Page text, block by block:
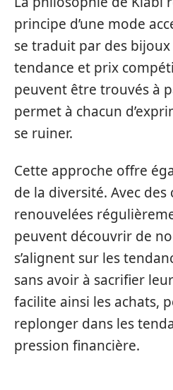
principe d’une mode
se traduit par des
tendance et prix
peuvent être trouvés à
permet à chacun
se ruiner.
Cette approche offre
de la diversité. Avec des
renouvelées
peuvent découvrir de
s’alignent sur les
sans avoir à sacrifier
facilite ainsi les achats,
replonger dans les
pression financière.